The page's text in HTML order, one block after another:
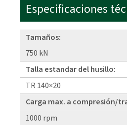
Especificaciones
Tamaños:
750 kN
Talla estandar del husillo:
TR 140×20
Carga max. a compresión/
1000 rpm